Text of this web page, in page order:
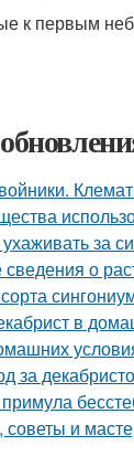
к первым
за
о
в
за
и